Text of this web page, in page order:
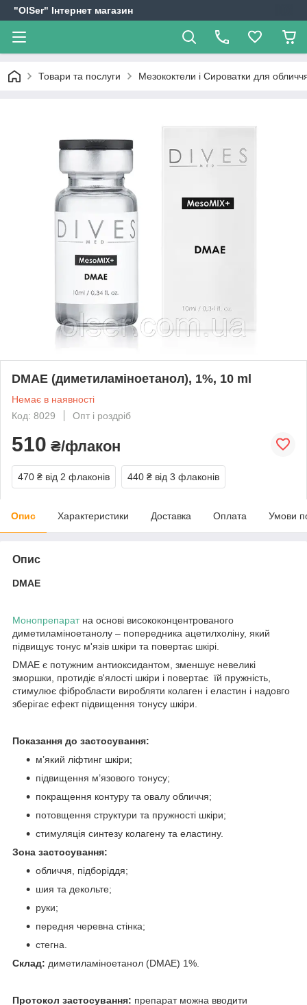
"OlSer" Інтернет магазин
Товари та послуги Мезококтели і Сироватки для обличчя
DMAE (диметиламіноетанол), 1%, 10 ml
Немає в наявності
Код: 8029
Опт і роздріб
510 ₴/флакон
470 ₴ від 2 флаконів 440 ₴ від 3 флаконів
Опис Характеристики Доставка Оплата Умови
Опис
DMAE
Монопрепаратна основі висококонцентрованого
диметиламіноетанолу – попередника ацетилхоліну, який
підвищує тонус м'язів шкіри та повертає шкірі.
DMAE є потужним антиоксидантом, зменшує невеликі
зморшки, протидіє в'ялості шкіри і повертає їй пружність,
стимулює фібробласти виробляти колаген і еластин і надовго
зберігає ефект підвищення тонусу шкіри.
Показання до застосування:
м’який ліфтинг шкіри;
підвищення м’язового тонусу;
покращення контуру та овалу обличчя;
потовщення структури та пружності шкіри;
стимуляція синтезу колагену та еластину.
Зона застосування:
обличчя, підборіддя;
шия та декольте;
руки;
передня черевна стінка;
стегна.
Склад: диметиламіноетанол (DMAE) 1%.
Протокол застосування: препарат можна вводити